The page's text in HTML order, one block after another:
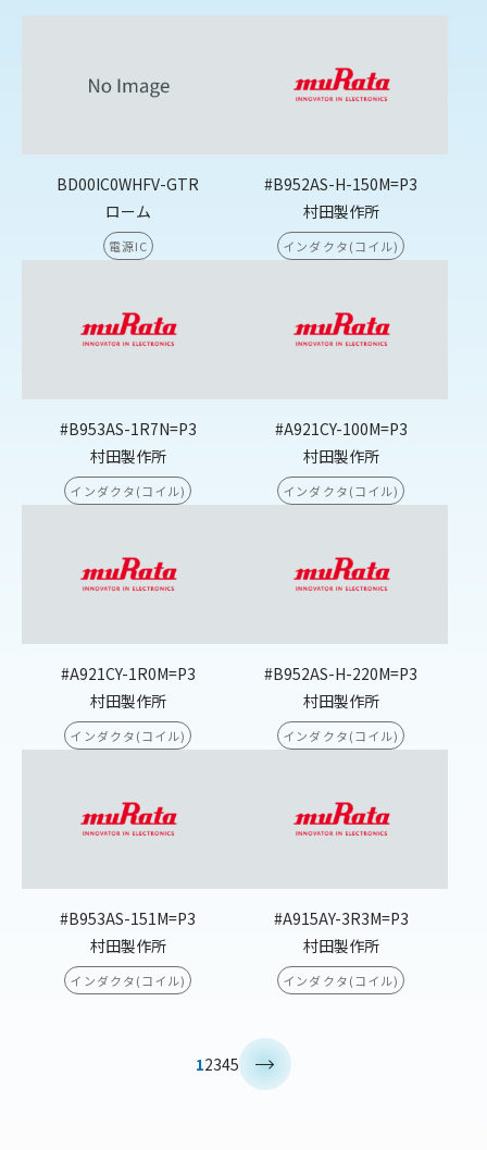
BD00IC0WHFV-GTR
ローム
電源IC
#B952AS-H-150M=P3
村田製作所
インダクタ(コイル)
#B953AS-1R7N=P3
村田製作所
インダクタ(コイル)
#A921CY-100M=P3
村田製作所
インダクタ(コイル)
#A921CY-1R0M=P3
村田製作所
インダクタ(コイル)
#B952AS-H-220M=P3
村田製作所
インダクタ(コイル)
#B953AS-151M=P3
村田製作所
インダクタ(コイル)
#A915AY-3R3M=P3
村田製作所
インダクタ(コイル)
12345